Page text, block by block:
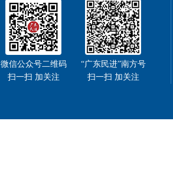
“广东民进”南方号
扫一扫 加关注
微信公众号二维码
扫一扫 加关注